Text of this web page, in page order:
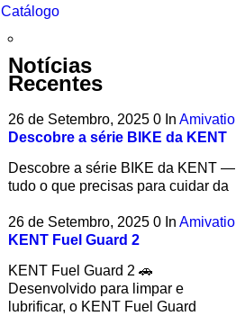
Catálogo
Notícias
Recentes
26 de Setembro, 2025 0 In Amivatio
Descobre a série BIKE da KENT
Descobre a série BIKE da KENT —
tudo o que precisas para cuidar da
26 de Setembro, 2025 0 In Amivatio
KENT Fuel Guard 2
KENT Fuel Guard 2 🚗
Desenvolvido para limpar e
lubrificar, o KENT Fuel Guard